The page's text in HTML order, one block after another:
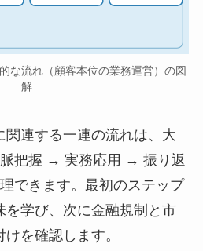
な流れ（顧客本位の業務運営）の図
解
関連する一連の流れは、大
把握 → 実務応用 → 振り返
できます。最初のステップ
を学び、次に金融規制と市
を確認します。